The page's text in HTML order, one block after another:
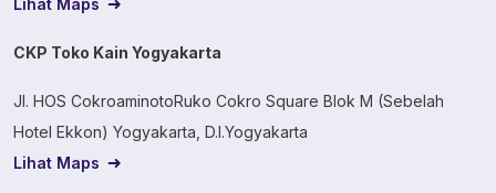
Lihat Maps
CKP Toko Kain Yogyakarta
Jl. HOS CokroaminotoRuko Cokro Square Blok M (Sebelah
Hotel Ekkon) Yogyakarta, D.I.Yogyakarta
Lihat Maps